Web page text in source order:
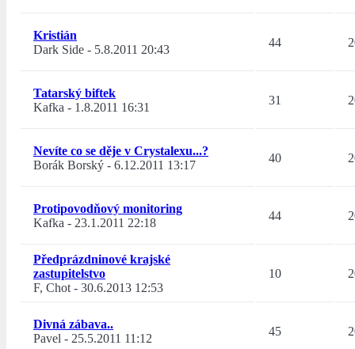
Kristián
Dark Side - 5.8.2011 20:43
44
Tatarský biftek
Kafka - 1.8.2011 16:31
31
Nevíte co se děje v Crystalexu...?
Borák Borský - 6.12.2011 13:17
40
Protipovodňový monitoring
Kafka - 23.1.2011 22:18
44
Předprázdninové krajské
zastupitelstvo
F, Chot- 30.6.2013 12:53
10
Divná zábava..
Pavel - 25.5.2011 11:12
45